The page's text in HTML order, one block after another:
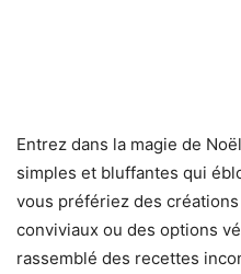
Entrez dans la magie de
simples et bluffantes qui
vous préfériez des
conviviaux ou des options
rassemblé des recettes